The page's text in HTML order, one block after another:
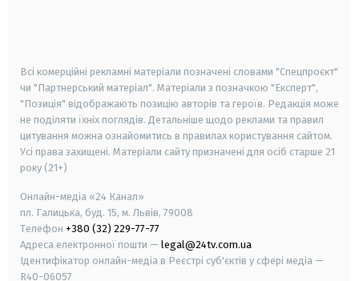
Всі комерційні рекламні матеріали позначені словами "Спецпроєкт"
чи "Партнерський матеріал". Матеріали з позначкою "Експерт",
"Позиція" відображають позицію авторів та героїв. Редакція може
не поділяти їхніх поглядів. Детальніше щодо реклами та правил
цитування можна ознайомитись в правилах користування сайтом.
Усі права захищені. Матеріали сайту призначені для осіб старше 21
року (21+)
Онлайн-медіа «24 Канал»
пл. Галицька, буд. 15, м. Львів, 79008
Телефон +380 (32) 229-77-77
Адреса електронної пошти — legal@24tv.com.ua
Ідентифікатор онлайн-медіа в Реєстрі суб'єктів у сфері медіа —
R40-06057